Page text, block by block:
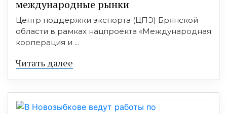
международные рынки
Центр поддержки экспорта (ЦПЭ) Брянской
области в рамках нацпроекта «Международная
кооперация и ...
Читать далее